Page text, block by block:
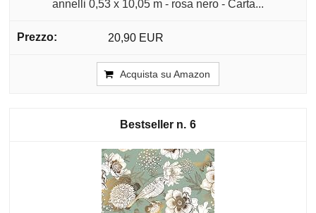
annelli 0,53 x 10,05 m - rosa nero - Carta...
20,90 EUR
Acquista su Amazon
6